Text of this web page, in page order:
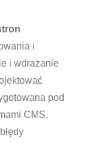
i
i wdrażanie
pod
CMS,